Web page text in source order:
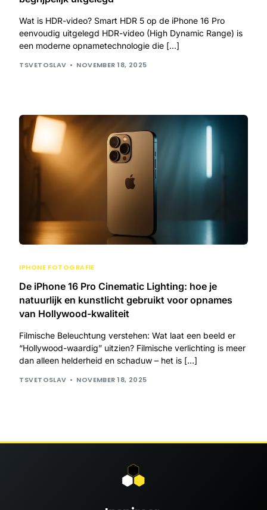
Wat is HDR-video? Smart HDR 5 op de iPhone 16 Pro
eenvoudig uitgelegd HDR-video (High Dynamic Range) is
een moderne opnametechnologie die […]
TSVETOSLAV NOVEMBER 18, 2025
IPHONE FOTOGRAFIE
De iPhone 16 Pro Cinematic Lighting: hoe je
natuurlijk en kunstlicht gebruikt voor opnames
van Hollywood-kwaliteit
Filmische Beleuchtung verstehen: Wat laat een beeld er
“Hollywood-waardig” uitzien? Filmische verlichting is meer
dan alleen helderheid en schaduw – het is […]
TSVETOSLAV NOVEMBER 18, 2025